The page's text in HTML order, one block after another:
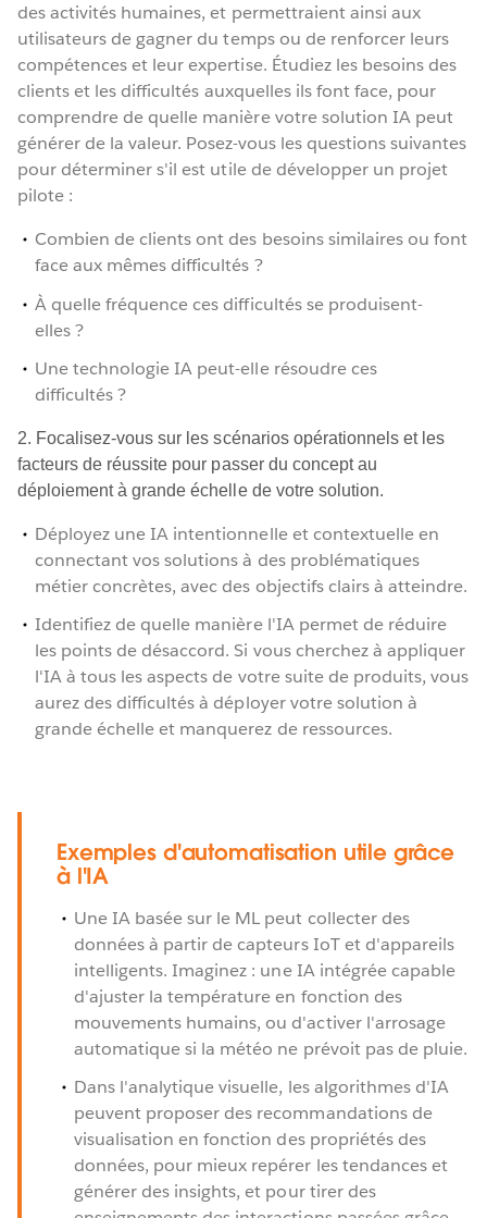
des activités humaines, et permettraient ainsi aux
utilisateurs de gagner du temps ou de renforcer leurs
compétences et leur expertise. Étudiez les besoins des
clients et les difficultés auxquelles ils font face, pour
comprendre de quelle manière votre solution IA peut
générer de la valeur. Posez-vous les questions suivantes
pour déterminer s'il est utile de développer un projet
pilote :
Combien de clients ont des besoins similaires ou font
face aux mêmes difficultés ?
À quelle fréquence ces difficultés se produisent-
elles ?
Une technologie IA peut-elle résoudre ces
difficultés ?
2. Focalisez-vous sur les scénarios opérationnels et les
facteurs de réussite pour passer du concept au
déploiement à grande échelle de votre solution.
Déployez une IA intentionnelle et contextuelle en
connectant vos solutions à des problématiques
métier concrètes, avec des objectifs clairs à atteindre.
Identifiez de quelle manière l'IA permet de réduire
les points de désaccord. Si vous cherchez à appliquer
l'IA à tous les aspects de votre suite de produits, vous
aurez des difficultés à déployer votre solution à
grande échelle et manquerez de ressources.
Exemples d'automatisation utile grâce
à l'IA
Une IA basée sur le ML peut collecter des
données à partir de capteurs IoT et d'appareils
intelligents. Imaginez : une IA intégrée capable
d'ajuster la température en fonction des
mouvements humains, ou d'activer l'arrosage
automatique si la météo ne prévoit pas de pluie.
Dans l'analytique visuelle, les algorithmes d'IA
peuvent proposer des recommandations de
visualisation en fonction des propriétés des
données, pour mieux repérer les tendances et
générer des insights, et pour tirer des